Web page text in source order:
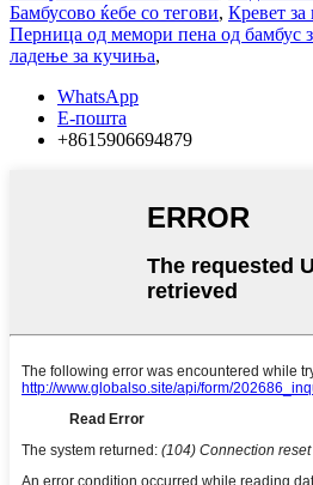
Бамбусово ќебе со тегови, Кревет
Перница од мемори пена од бамбус
ладење за кучиња,
WhatsApp
Е-пошта
+8615906694879